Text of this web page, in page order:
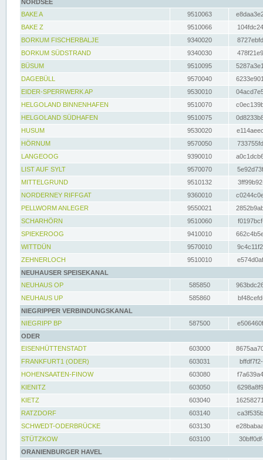
NORDSEE
BAKE A
9510063
BAKE Z
9510066
BORKUM FISCHERBALJE
9340020
BORKUM SÜDSTRAND
9340030
BÜSUM
9510095
DAGEBÜLL
9570040
EIDER-SPERRWERK AP
9530010
HELGOLAND BINNENHAFEN
9510070
HELGOLAND SÜDHAFEN
9510075
HUSUM
9530020
HÖRNUM
9570050
LANGEOOG
9390010
LIST AUF SYLT
9570070
MITTELGRUND
9510132
NORDERNEY RIFFGAT
9360010
PELLWORM ANLEGER
9550021
SCHARHÖRN
9510060
SPIEKEROOG
9410010
WITTDÜN
9570010
ZEHNERLOCH
9510010
NEUHAUSER SPEISEKANAL
NEUHAUS OP
585850
NEUHAUS UP
585860
NIEGRIPPER VERBINDUNGSKANAL
NIEGRIPP BP
587500
ODER
EISENHÜTTENSTADT
603000
FRANKFURT1 (ODER)
603031
HOHENSAATEN-FINOW
603080
KIENITZ
603050
KIETZ
603040
RATZDORF
603140
SCHWEDT-ODERBRÜCKE
603130
STÜTZKOW
603100
ORANIENBURGER HAVEL